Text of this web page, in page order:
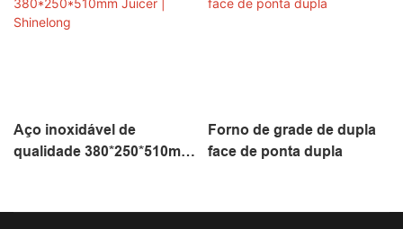
Aço inoxidável de
qualidade 380*250*510mm
Forno de grade de dupla
face de ponta dupla